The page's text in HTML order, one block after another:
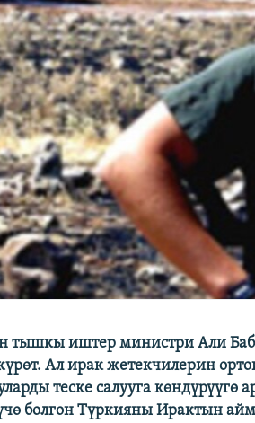
тышкы иштер министри Али
Ал ирак жетекчилерин
теске салууга
болгон Түркияны Ирактын